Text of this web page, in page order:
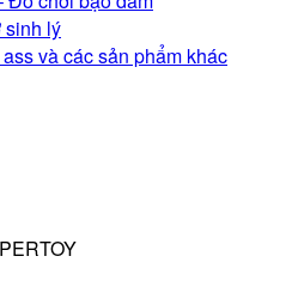
sinh lý
và các sản phẩm khác